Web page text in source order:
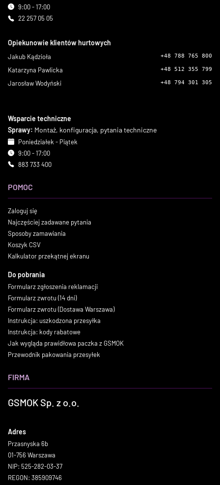
9:00 - 17:00
22 257 05 05
Opiekunowie klientów hurtowych
Jakub Kądzioła +48 788 765 800
Katarzyna Pawlicka +48 512 355 799
Jarosław Wodyński +48 794 301 305
Wsparcie techniczne
Sprawy: Montaż, konfiguracja, pytania techniczne
Poniedziałek - Piątek
9:00 - 17:00
883 733 400
POMOC
Zaloguj się
Najczęściej zadawane pytania
Sposoby zamawiania
Koszyk CSV
Kalkulator przekątnej ekranu
Do pobrania
Formularz zgłoszenia reklamacji
Formularz zwrotu (14 dni)
Formularz zwrotu (Dostawa Warszawa)
Instrukcja: uszkodzona przesyłka
Instrukcja: kody rabatowe
Jak wygląda prawidłowa paczka z GSMOK
Przewodnik pakowania przesyłek
FIRMA
GSMOK Sp. z o.o.
Adres
Przasnyska 6b
01-756 Warszawa
NIP: 525-282-03-37
REGON: 385909746